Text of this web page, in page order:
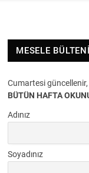
MESELE BÜLTENI
Cumartesi
BÜTÜN HAFTA
Adınız
Soyadınız